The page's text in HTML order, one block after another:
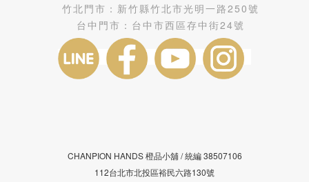
竹北門市： 新竹縣竹北市光明一路250號
台中門市： 台中市西區存中街24號
CHANPION HANDS 橙品小舖 /統編38507106
112台北市北投區裕民六路130號